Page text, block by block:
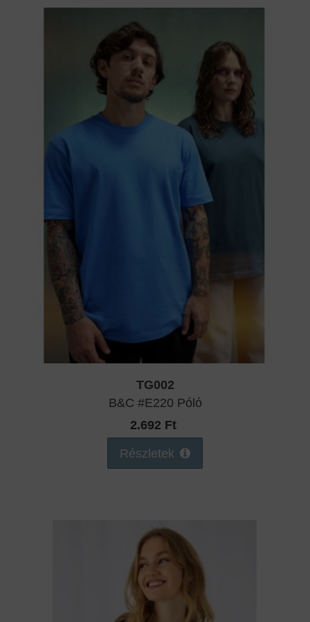
TG002
B&C #E220 Póló
2.692 Ft
Részletek